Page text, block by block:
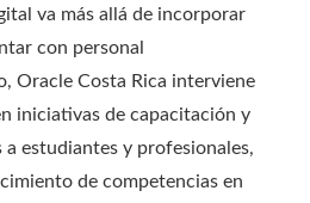
va más allá de incorporar
con personal
Oracle Costa Rica interviene
iniciativas de capacitación y
estudiantes y profesionales,
de competencias en